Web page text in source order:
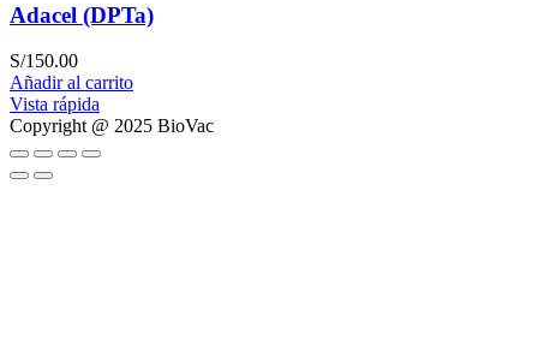
Adacel (DPTa)
S/150.00
Añadir al carrito
Vista rápida
Copyright @ 2025 BioVac